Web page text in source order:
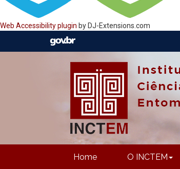
Web Accessibility plugin by DJ-Extensions.com
Home O INCTEM